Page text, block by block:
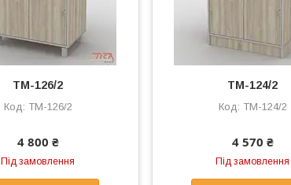
ТМ-126/2
ТМ-126/2
4 800 ₴
Під замовлення
ТМ-124/2
ТМ-124/2
4 570 ₴
Під замовлення